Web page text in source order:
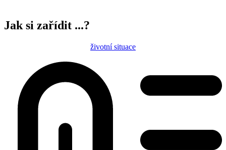
Jak si zařídit ...?
životní situace